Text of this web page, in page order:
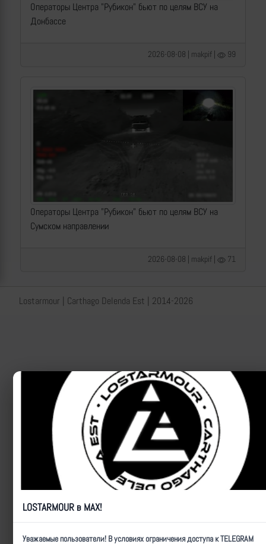
Операторы Центра "Рубикон" бьют по целям ВСУ на
Донбассе
2026-08-08 | makpif | 99
Операторы Центра "Рубикон" бьют по целям ВСУ на
Сумском направлении
2026-08-08 | makpif | 71
Lostarmour | Carthago Delenda Est | 2014-2026
LOSTARMOUR в MAX!
Уважаемые пользователи! В условиях ограничения доступа к TELEGRAM